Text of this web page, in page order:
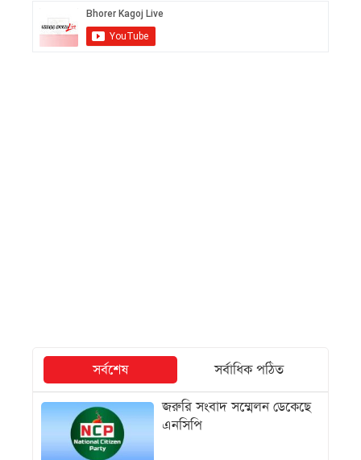
সর্বশেষ
সর্বাধিক পঠিত
জরুরি সংবাদ সম্মেলন ডেকেছে
এনসিপি